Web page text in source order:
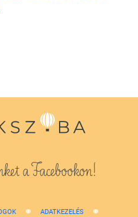
a Facebookon!
ADATKEZELÉS